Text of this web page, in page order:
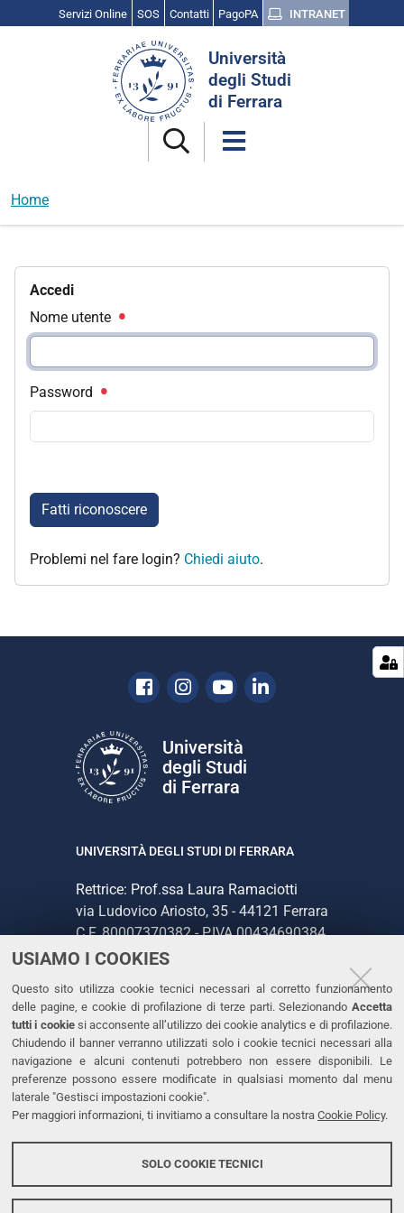
USIAMO I COOKIES
Questo sito utilizza cookie tecnici necessari al corretto funzionamento
delle pagine, e cookie di profilazione di terze parti. Selezionando Accetta
tutti i cookiesi acconsente all’utilizzo dei cookie analytics e di profilazione.
Chiudendo il banner verranno utilizzati solo i cookie tecnici necessari alla
navigazione e alcuni contenuti potrebbero non essere disponibili. Le
preferenze possono essere modificate in qualsiasi momento dal menu
laterale "Gestisci impostazioni cookie".
Per maggiori informazioni, ti invitiamo a consultare la nostra Cookie Policy.
SOLO COOKIE TECNICI
Servizi Online SOS Contatti PagoPA INTRANET
Università
degli Studi
di Ferrara
Home
Accedi
Nome utente
Password
Fatti riconoscere
Problemi nel fare login? Chiedi aiuto.
Facebook
Instagram
YoutubeLinkedin
Università
degli Studi
di Ferrara
UNIVERSITÀ DEGLI STUDI DI FERRARA
Rettrice: Prof.ssa Laura Ramaciotti
via Ludovico Ariosto, 35 - 44121 Ferrara
C.F. 80007370382 - P.IVA 00434690384
CONTATTI
Tel. +39 0532 293111
Fax. +39 0532 293031
PEC
LINKS
Accessibilità
Protezione dati personali